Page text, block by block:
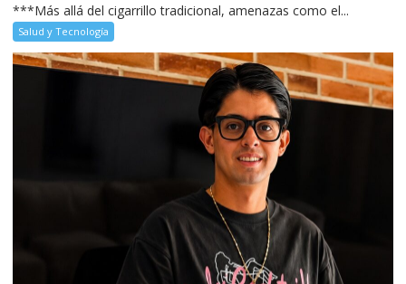
***Más allá del cigarrillo tradicional, amenazas como el...
Salud y Tecnología